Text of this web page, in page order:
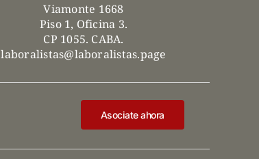
Viamonte 1668
Piso 1, Oficina 3.
CP 1055. CABA.
laboralistas@laboralistas.page
Asociate ahora